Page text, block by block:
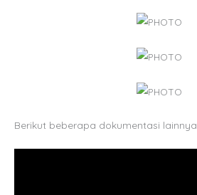
Berikut beberapa dokumentasi lainnya.